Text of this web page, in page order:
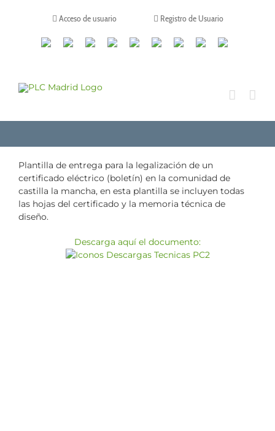
Acceso de usuario Registro de Usuario
CanalesLinkedinYoutubeTiktokFacebookInstagram
X TwitchContacto
Plantilla de entrega para la legalización de un
certificado eléctrico (boletín) en la comunidad de
castilla la mancha, en esta plantilla se incluyen todas
las hojas del certificado y la memoria técnica de
diseño.
Descarga aquí el documento: